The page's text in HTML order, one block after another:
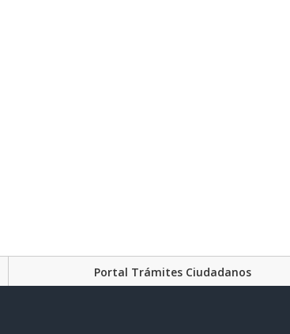
Portal Trámites Ciudadanos